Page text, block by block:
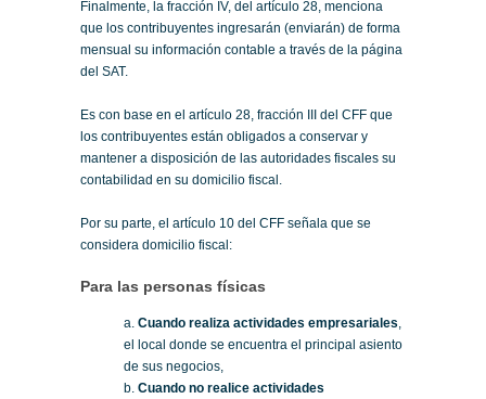
Finalmente, la fracción IV, del artículo 28, menciona
que los contribuyentes ingresarán (enviarán) de forma
mensual su información contable a través de la página
del SAT.
Es con base en el artículo 28, fracción III del CFF que
los contribuyentes están obligados a conservar y
mantener a disposición de las autoridades fiscales su
contabilidad en su domicilio fiscal.
Por su parte, el artículo 10 del CFF señala que se
considera domicilio fiscal:
Para las personas físicas
a. Cuando realiza actividades empresariales
el local donde se encuentra el principal asiento
de sus negocios,
b. Cuando no realice actividades